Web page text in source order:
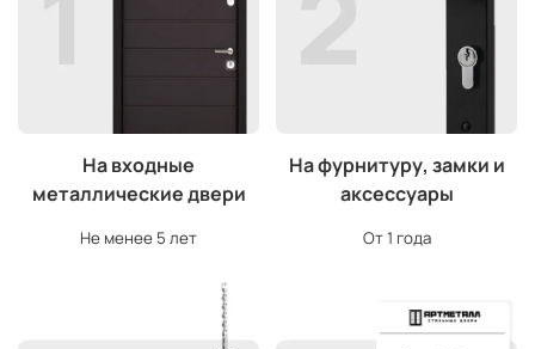
На входные
металлические двери
Не менее 5 лет
На фурнитуру, замки и
аксессуары
От 1 года